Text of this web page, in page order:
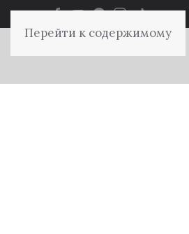
Перейти к содержимому